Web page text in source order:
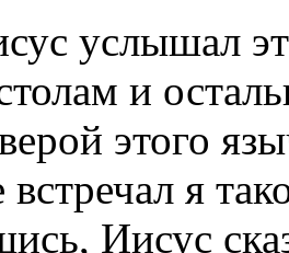
услышал
и
этого
я
Иисус